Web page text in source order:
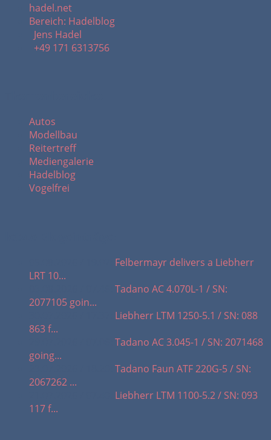
hadel.net
Bereich: Hadelblog
Jens Hadel
+49 171 6313756
Autos
Modellbau
Reitertreff
Mediengalerie
Hadelblog
Vogelfrei
Felbermayr delivers a Liebherr
LRT 10...
Tadano AC 4.070L-1 / SN:
2077105 goin...
Liebherr LTM 1250-5.1 / SN: 088
863 f...
Tadano AC 3.045-1 / SN: 2071468
going...
Tadano Faun ATF 220G-5 / SN:
2067262 ...
Liebherr LTM 1100-5.2 / SN: 093
117 f...